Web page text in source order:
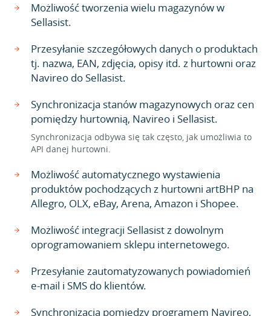
Możliwość tworzenia wielu magazynów w
Sellasist.
Przesyłanie szczegółowych danych o produktach
tj. nazwa, EAN, zdjęcia, opisy itd. z hurtowni oraz
Navireo do Sellasist.
Synchronizacja stanów magazynowych oraz cen
pomiędzy hurtownią, Navireo i Sellasist.
Synchronizacja odbywa się tak często, jak umożliwia to
API danej hurtowni.
Możliwość automatycznego wystawienia
produktów pochodzących z hurtowni artBHP na
Allegro, OLX, eBay, Arena, Amazon i Shopee.
Możliwość integracji Sellasist z dowolnym
oprogramowaniem sklepu internetowego.
Przesyłanie zautomatyzowanych powiadomień
e-mail i SMS do klientów.
Synchronizacja pomiędzy programem Navireo,